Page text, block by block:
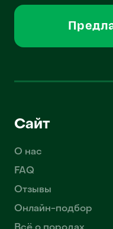
Сайт
О нас
FAQ
Отзывы
Онлайн-подбор